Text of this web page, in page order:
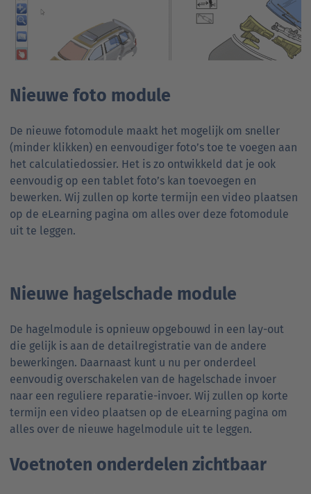
Nieuwe foto module
De nieuwe fotomodule maakt het mogelijk om sneller
(minder klikken) en eenvoudiger foto’s toe te voegen aan
het calculatiedossier. Het is zo ontwikkeld dat je ook
eenvoudig op een tablet foto’s kan toevoegen en
bewerken. Wij zullen op korte termijn een video plaatsen
op de eLearning pagina om alles over deze fotomodule
uit te leggen.
Nieuwe hagelschade module
De hagelmodule is opnieuw opgebouwd in een lay-out
die gelijk is aan de detailregistratie van de andere
bewerkingen. Daarnaast kunt u nu per onderdeel
eenvoudig overschakelen van de hagelschade invoer
naar een reguliere reparatie-invoer. Wij zullen op korte
termijn een video plaatsen op de eLearning pagina om
alles over de nieuwe hagelmodule uit te leggen.
Voetnoten onderdelen zichtbaar